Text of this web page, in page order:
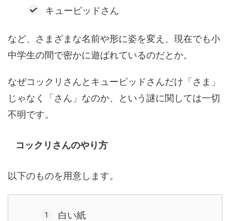
キューピッドさん
など、さまざまな名前や形に姿を変え、現在でも小
中学生の間で密かに遊ばれているのだとか。
なぜコックリさんとキューピッドさんだけ「さま」
じゃなく「さん」なのか、という謎に関しては一切
不明です。
コックリさんのやり方
以下のものを用意します。
白い紙